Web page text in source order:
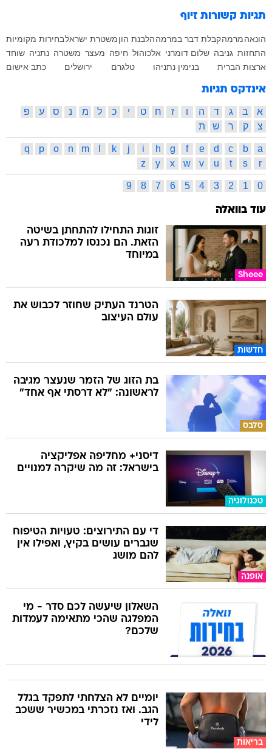
תגיות קשורות זיוף
הונאהמרמהקבלת דבר במרמההלבנת הוןמשטרת ישראלבחירות מקומיות
התחזות גניבה שלום דומרני אלכוהול חיפה מעצר משטרה נתניה שוחד
ארצות הברית
בנימין נתניהו טלגרם ירושלים כתב אישום
אינדקס תגיות
א ב ג ד ה ו ז ח ט י כ ל מ נ ס ע
פ
צ
ק ר ש ת
a
b
c
d
e
f
g
h
i
j
k
m
n
o
p
q
r
s
t
u
v
w
x
y
z
0
1
2
3
4
5
6
7
8
9
עוד בוואלה
Sheee
זוגות התחילו להתחתן בשיטה
הזאת. הם נכנסו למלכודת רעה
במיוחד
חדשות
הטרנד העתיק שחוזר לכבוש את
עולם העיצוב
סלבס
בת הזוג של הזמר שנעצר מגיבה
לראשונה: "לא דרסתי אף אחד"
טכנולוגיה
דיסני+ מחליפה אפליקציה
בישראל: זה מה שיקרה למנויים
אופנה
די עם התירוצים: טעויות הטיפוח
שגברים עושים בקיץ, ואפילו אין
להם מושג
השאלון שיעשה לכם סדר - מי
המפלגה שהכי מתאימה לעמדות
שלכם?
בריאות
יומיים לא הצלחתי לתפקד בגלל
הגב. ואז נזכרתי במכשיר ששכב
לידי